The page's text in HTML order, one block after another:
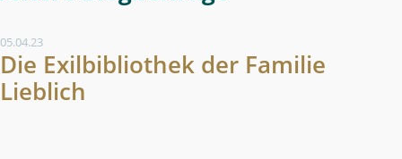
05.04.23
Die Exilbibliothek der Familie
Lieblich